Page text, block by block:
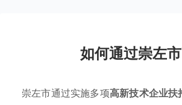
如何通过崇左
崇左市通过实施多项高新技术企业扶